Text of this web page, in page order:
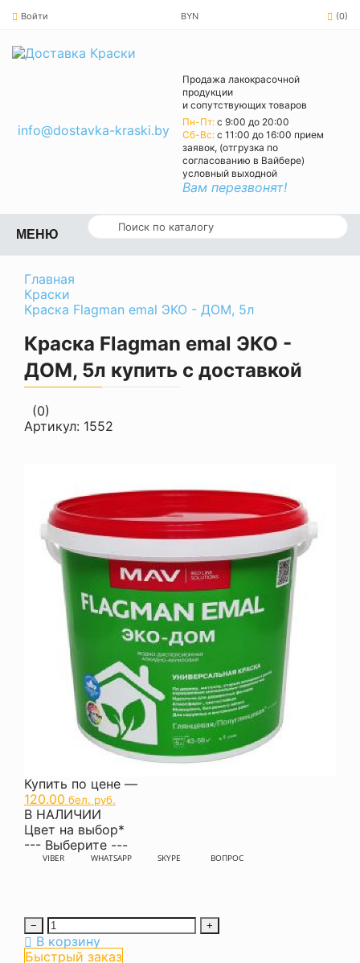
Войти BYN (0)
info@dostavka-kraski.by
Продажа лакокрасочной
продукции
и сопутствующих товаров
Пн-Пт:с 9:00 до 20:00
Cб-Вс:с 11:00 до 16:00 прием
заявок, (отгрузка по
согласованию в Вайбере)
условный выходной
Вам перезвонят!
МЕНЮ
Главная
Краски
Краска Flagman emal ЭКО - ДОМ, 5л
Краска Flagman emal ЭКО -
ДОМ, 5л купить с доставкой
(0)
Артикул: 1552
Купить по цене —
120.00 бел. руб.
В НАЛИЧИИ
Цвет на выбор*
--- Выберите ---
VIBER WHATSAPP SKYPE ВОПРОС
− +
В корзину
Быстрый заказ